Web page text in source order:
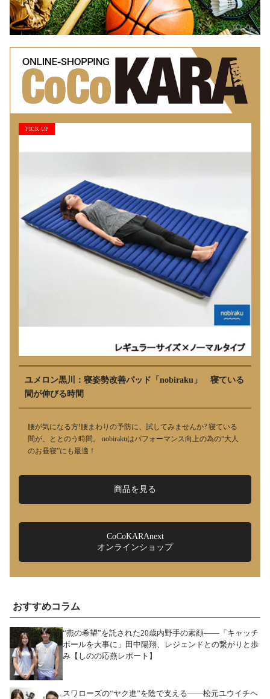
PICK UP
ユメロン黒川：寝姿勢改善パッド「nobiraku」 寝ている
間が伸びる時間
腰が気になる方!腰まわりの予防に、試してみませんか? 寝ている
間が、ととのう時間。 nobirakuはパフォーマンス向上の為の“大人
のお昼寝”にも最適！
商品を見る
CoCoKARAnext
オンラインショップ
おすすめコラム
“燕の希望”を託された20歳内野手の素顔――「キャッチ
ボールを大事に」田中陽翔、レジェンドとの繋がりと歩
み【しのの応燕レポート】
スワローズの“ヤク進”を陰で支える――松元ユウイチヘ